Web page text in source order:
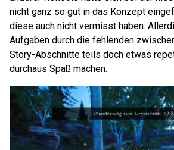
nicht ganz so gut in das Konzept
diese auch nicht vermisst haben.
Aufgaben durch die fehlenden
Story-Abschnitte teils doch etwas
durchaus Spaß machen.